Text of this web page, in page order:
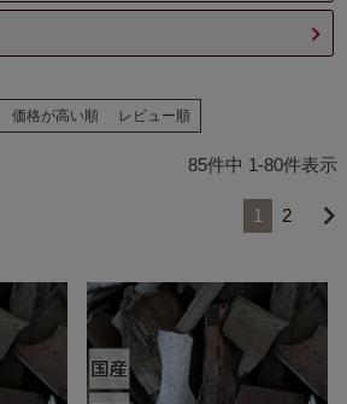
価格が高い順 レビュー順
85件中 1-80件表示
1 2